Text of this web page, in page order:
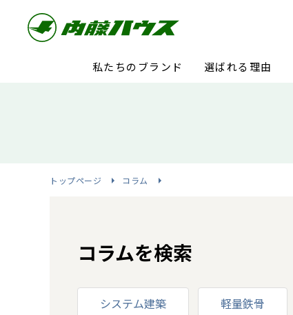
私たちのブランド 選ばれる理由
トップページ コラム
コラムを検索
システム建築 軽量鉄骨